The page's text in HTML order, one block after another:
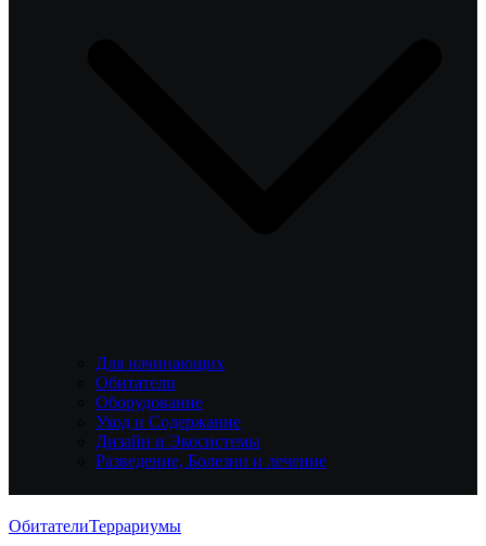
Для начинающих
Обитатели
Оборудование
Уход и Содержание
Дизайн и Экосистемы
Разведение, Болезни и лечение
ОбитателиТеррариумы